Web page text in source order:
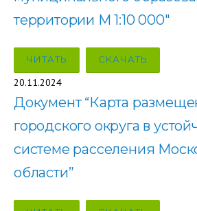
территории М 1:10 000″
ЧИТАТЬ СКАЧАТЬ
20.11.2024
Документ “Карта
городского округа в
системе расселения
области”